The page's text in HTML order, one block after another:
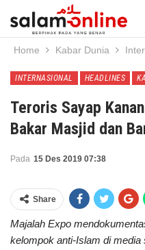
Home Kabar Dunia
INTERNASIONAL HEADLINES
Teroris Sayap
Bakar Masjid dan
Pada 15 Des 2019 07:38
Share
Majalah Expo
kelompok anti-Islam di media